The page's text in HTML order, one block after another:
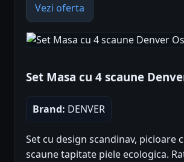
Vezi oferta
Set Masa cu 4 scaune
Brand: DENVER
Set cu design scandinav, picioare
scaune tapitate piele ecologica.